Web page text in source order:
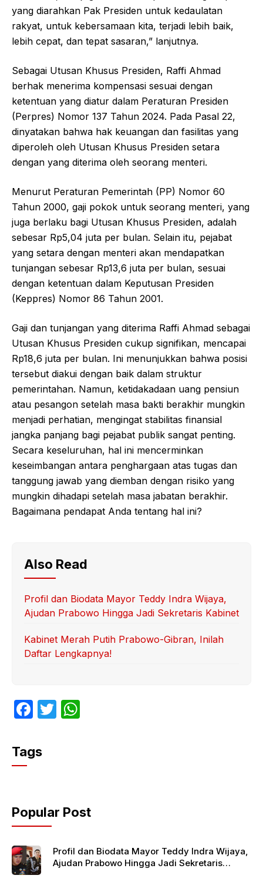
yang diarahkan Pak Presiden untuk kedaulatan
rakyat, untuk kebersamaan kita, terjadi lebih baik,
lebih cepat, dan tepat sasaran,” lanjutnya.
Sebagai Utusan Khusus Presiden, Raffi Ahmad
berhak menerima kompensasi sesuai dengan
ketentuan yang diatur dalam Peraturan Presiden
(Perpres) Nomor 137 Tahun 2024. Pada Pasal 22,
dinyatakan bahwa hak keuangan dan fasilitas yang
diperoleh oleh Utusan Khusus Presiden setara
dengan yang diterima oleh seorang menteri.
Menurut Peraturan Pemerintah (PP) Nomor 60
Tahun 2000, gaji pokok untuk seorang menteri, yang
juga berlaku bagi Utusan Khusus Presiden, adalah
sebesar Rp5,04 juta per bulan. Selain itu, pejabat
yang setara dengan menteri akan mendapatkan
tunjangan sebesar Rp13,6 juta per bulan, sesuai
dengan ketentuan dalam Keputusan Presiden
(Keppres) Nomor 86 Tahun 2001.
Gaji dan tunjangan yang diterima Raffi Ahmad sebagai
Utusan Khusus Presiden cukup signifikan, mencapai
Rp18,6 juta per bulan. Ini menunjukkan bahwa posisi
tersebut diakui dengan baik dalam struktur
pemerintahan. Namun, ketidakadaan uang pensiun
atau pesangon setelah masa bakti berakhir mungkin
menjadi perhatian, mengingat stabilitas finansial
jangka panjang bagi pejabat publik sangat penting.
Secara keseluruhan, hal ini mencerminkan
keseimbangan antara penghargaan atas tugas dan
tanggung jawab yang diemban dengan risiko yang
mungkin dihadapi setelah masa jabatan berakhir.
Bagaimana pendapat Anda tentang hal ini?
Also Read
Profil dan Biodata Mayor Teddy Indra Wijaya,
Ajudan Prabowo Hingga Jadi Sekretaris Kabinet
Kabinet Merah Putih Prabowo-Gibran, Inilah
Daftar Lengkapnya!
F
c
e
o
o
k
T
p
p
Tags
Popular Post
Profil dan Biodata Mayor Teddy Indra Wijaya,
Ajudan Prabowo Hingga Jadi Sekretaris